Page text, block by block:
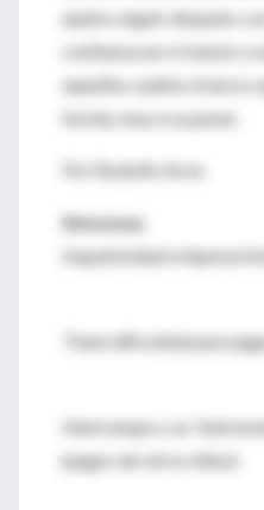
quiere seguir después
confianza en sí mismo y
aquellos sueños truncos
borda, muy a su pesar.
Por Rodolfo Arze
Síntomas
Impulsividad e
Tiene dificultad para
Interrumpe o se
juegos de otros niños)